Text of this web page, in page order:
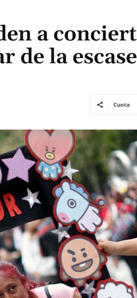
a
de la
Cuota